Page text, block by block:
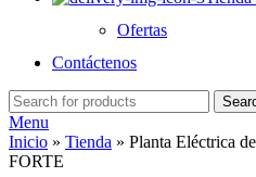
Ofertas
Contáctenos
Menu
Inicio » Tienda » Planta Eléctrica
FORTE